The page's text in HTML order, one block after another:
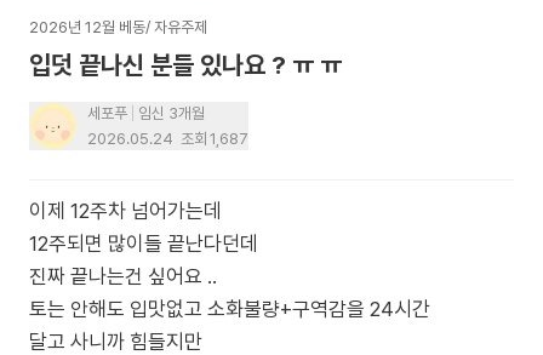
2026년 12월 베동/ 자유주제
입덧 끝나신 분들 있나요 ? ㅠ ㅠ
세포푸
임신 3개월
2026.05.24 조회 1,687
이제 12주차 넘어가는데
12주되면 많이들 끝난다던데
진짜 끝나는건 싶어요 ..
토는 안해도 입맛없고 소화불량+구역감을 24시간
달고 사니까 힘들지만